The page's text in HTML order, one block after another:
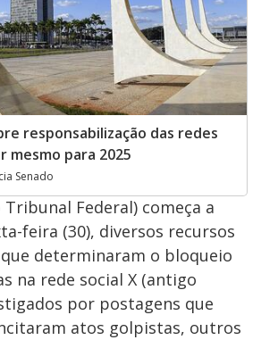
responsabilização das redes
mesmo para 2025
Senado
Tribunal Federal) começa a
feira (30), diversos recursos
determinaram o bloqueio
na rede social X (antigo
por postagens que
atos golpistas, outros